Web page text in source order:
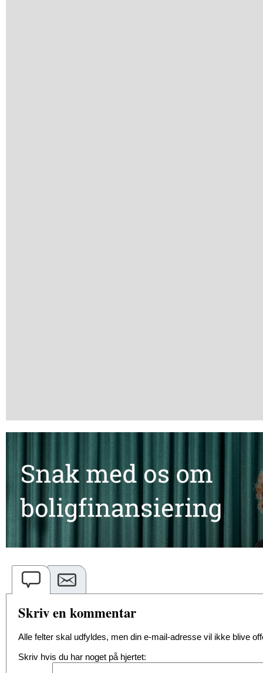
Skriv en kommentar
Alle felter skal udfyldes, men din e-mail-adresse vil ikke blive
Skriv hvis du har noget på hjertet: